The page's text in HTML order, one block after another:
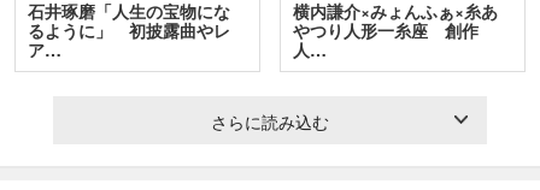
石井琢磨「人生の宝物にな
るように」 初披露曲やレ
ア…
横内謙介×みょんふぁ×糸あ
やつり人形一糸座 創作
人…
さらに読み込む